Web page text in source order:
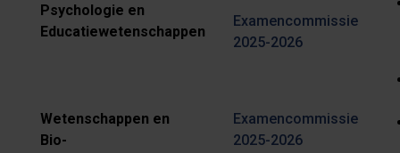
Psychologie en
Educatiewetenschappen
Examencommissie
2025-2026
Wetenschappen en
Bio-
Examencommissie
2025-2026